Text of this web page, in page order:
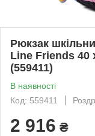
Рюкзак
Line Friends 40
(559411)
В наявності
Код: 559411
2 916 ₴